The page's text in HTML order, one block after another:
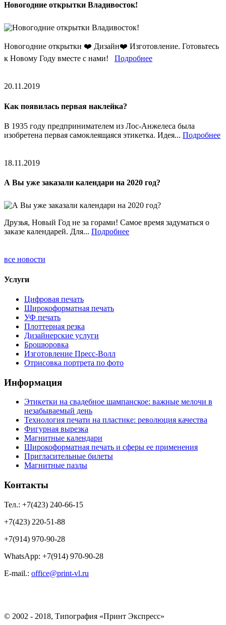
Новогодние открытки Владивосток!
Новогодние открытки ❤️ Дизайн❤️ Изготовление. Готовьтесь
к Новому Году вместе с нами! Подробнее
20.11.2019
Как появилась первая наклейка?
В 1935 году предпринимателем из Лос-Анжелеса была
изобретена первая самоклеящаяся этикетка. Идея... Подробнее
18.11.2019
А Вы уже заказали календари на 2020 год?
Друзья, Новый Год не за горами! Самое время задуматься о
заказе календарей. Для... Подробнее
все новости
Услуги
Цифровая печать
Широкоформатная печать
УФ печать
Плоттерная резка
Дизайнерские услуги
Брошюровка
Изготовление Пресс-Волл
Отрисовка портрета по фото
Информация
Этикетки на свадебное шампанское: важные мелочи в
незабываемый день
Технология печати на пластике: революция качества
Фигурная вырезка
Магнитные календари
Широкоформатная печать и сферы ее применения
Пригласительные билеты
Магнитные пазлы
Контакты
Тел.: +7(423) 240-66-15
+7(423) 220-51-88
+7(914) 970-90-28
WhatsApp: +7(914) 970-90-28
Е-mail.: office@print-vl.ru
© 2002 - 2018, Типография «Принт Экспресс»